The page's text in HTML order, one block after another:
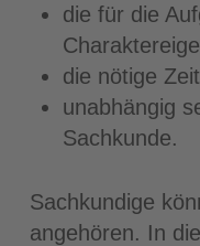
die für die
die nötige
unabhängig
Sachkunde.
Sachkundige
angehören. In